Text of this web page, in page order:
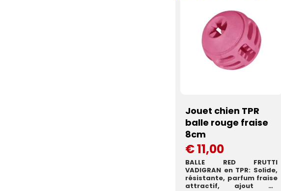
Jouet chien TPR
balle rouge fraise
8cm
€ 11,00
BALLE RED FRUTTI
VADIGRAN en TPR: Solide,
résistante, parfum fraise
attractif, ajout de